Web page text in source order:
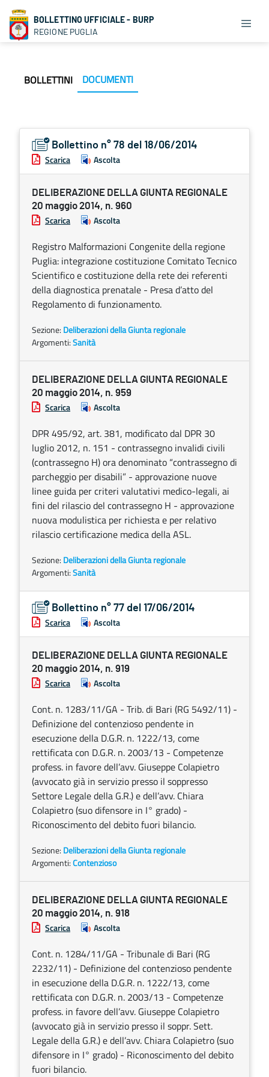
BOLLETTINO UFFICIALE - BURP
REGIONE PUGLIA
BOLLETTINI DOCUMENTI
Bollettino n° 78 del 18/06/2014
Scarica Ascolta
DELIBERAZIONE DELLA GIUNTA REGIONALE
20 maggio 2014, n. 960
Scarica Ascolta
Registro Malformazioni Congenite della regione
Puglia: integrazione costituzione Comitato Tecnico
Scientifico e costituzione della rete dei referenti
della diagnostica prenatale - Presa d’atto del
Regolamento di funzionamento.
Sezione: Deliberazioni della Giunta regionale
Argomenti:Sanità
DELIBERAZIONE DELLA GIUNTA REGIONALE
20 maggio 2014, n. 959
Scarica Ascolta
DPR 495/92, art. 381, modificato dal DPR 30
luglio 2012, n. 151 - contrassegno invalidi civili
(contrassegno H) ora denominato “contrassegno di
parcheggio per disabili” - approvazione nuove
linee guida per criteri valutativi medico-legali, ai
fini del rilascio del contrassegno H - approvazione
nuova modulistica per richiesta e per relativo
rilascio certificazione medica della ASL.
Sezione: Deliberazioni della Giunta regionale
Argomenti:Sanità
Bollettino n° 77 del 17/06/2014
Scarica Ascolta
DELIBERAZIONE DELLA GIUNTA REGIONALE
20 maggio 2014, n. 919
Scarica Ascolta
Cont. n. 1283/11/GA - Trib. di Bari (RG 5492/11) -
Definizione del contenzioso pendente in
esecuzione della D.G.R. n. 1222/13, come
rettificata con D.G.R. n. 2003/13 - Competenze
profess. in favore dell’avv. Giuseppe Colapietro
(avvocato già in servizio presso il soppresso
Settore Legale della G.R.) e dell’avv. Chiara
Colapietro (suo difensore in I° grado) -
Riconoscimento del debito fuori bilancio.
Sezione: Deliberazioni della Giunta regionale
Argomenti:Contenzioso
DELIBERAZIONE DELLA GIUNTA REGIONALE
20 maggio 2014, n. 918
Scarica Ascolta
Cont. n. 1284/11/GA - Tribunale di Bari (RG
2232/11) - Definizione del contenzioso pendente
in esecuzione della D.G.R. n. 1222/13, come
rettificata con D.G.R. n. 2003/13 - Competenze
profess. in favore dell’avv. Giuseppe Colapietro
(avvocato già in servizio presso il soppr. Sett.
Legale della G.R.) e dell’avv. Chiara Colapietro (suo
difensore in I° grado) - Riconoscimento del debito
fuori bilancio.